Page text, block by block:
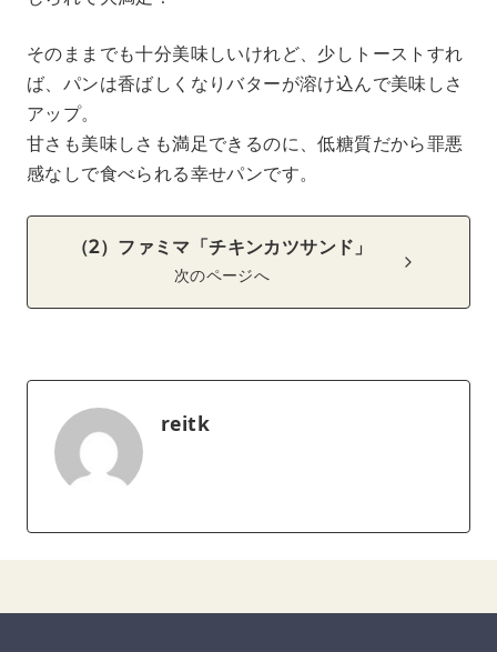
そのままでも十分美味しいけれど、少しトーストすれ
ば、パンは香ばしくなりバターが溶け込んで美味しさ
アップ。
甘さも美味しさも満足できるのに、低糖質だから罪悪
感なしで食べられる幸せパンです。
（2）ファミマ「チキンカツサンド」
次のページへ
reitk